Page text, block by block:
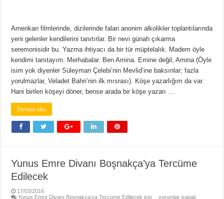
Amerikan filmlerinde, dizilerinde falan anonim alkolikler toplantılarında
yeni gelenler kendilerini tanıtırlar. Bir nevi günah çıkarma
seremonisidir bu. Yazma ihtiyacı da bir tür müptelalık. Madem öyle
kendimi tanıtayım: Merhabalar. Ben Amina. Emine değil, Amina (Öyle
isim yok diyenler Süleyman Çelebi’nin Mevlid’ine baksınlar; fazla
yorulmazlar, Veladet Bahri’nin ilk mısrası). Köşe yazarlığım da var.
Hani birileri köşeyi döner, bense arada bir köşe yazarı …
Devamı oku
Yunus Emre Divanı Boşnakça’ya Tercüme
Edilecek
17/03/2016
Yunus Emre Divanı Boşnakça’ya Tercüme Edilecek için
yorumlar kapalı